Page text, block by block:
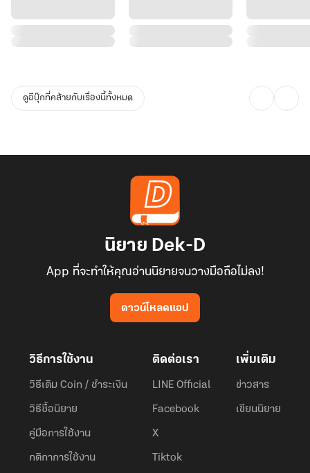
ดูอีบุ๊กที่คล้ายกับเรื่องนี้ทั้งหมด
นิยาย Dek-D
App ที่จะทำให้คุณอ่านนิยายจนวางมือถือไม่ลง!
ดาวน์โหลดแอป
วิธีการใช้งาน
วิธีเติม Coin / ชำระเงิน
วิธีซื้อนิยาย
คู่มือการใช้งาน
กติกาการใช้งาน
ติดต่อเรา
LINE Official
Facebook
X
Tiktok
เพิ่มเติม
ข่าวสาร
เขียนนิยาย